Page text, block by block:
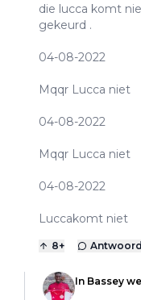
die lucca komt
gekeurd .
04-08-2022
Mqqr Lucca niet
04-08-2022
Mqqr Lucca niet
04-08-2022
Luccakomt niet
8+ Antwoord
In Bassey